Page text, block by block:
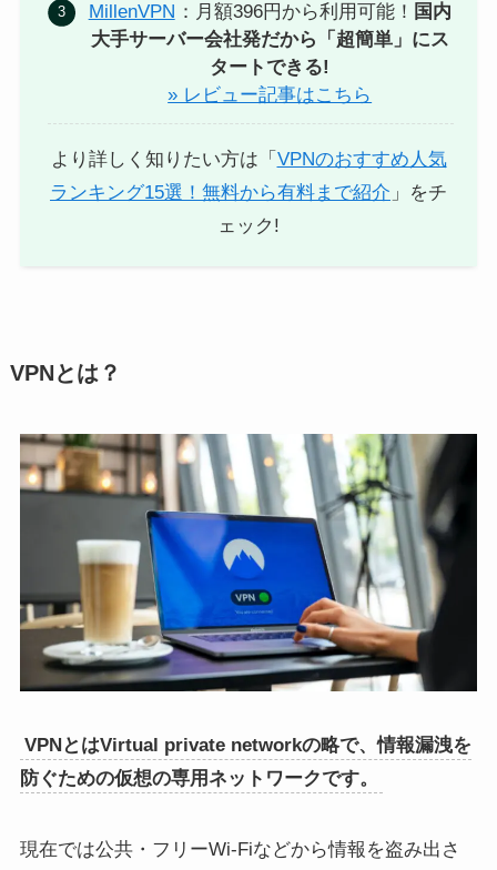
MillenVPN ：月額396円から利用可能！ 国内
大手サーバー会社発だから「超簡単」にス
タートできる!
» レビュー記事はこちら
より詳しく知りたい方は「 VPNのおすすめ人気
ランキング15選！無料から有料まで紹介 」をチ
ェック!
VPNとは？
VPNとはVirtual private networkの略で、情報漏洩を
防ぐための仮想の専用ネットワークです。
現在では公共・フリーWi-Fiなどから情報を盗み出さ